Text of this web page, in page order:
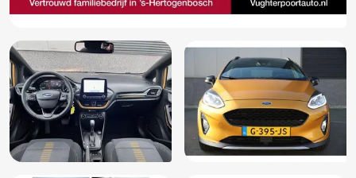
Mistlampen voor adaptief
Passagiersstoel in hoogte verstelbaar
Regensensor
Rijstrooksensor met correctie
Sportstoelen
Spraakbediening
Start/stop systeem